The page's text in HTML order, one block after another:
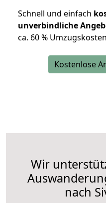
Schnell und einfach
unverbindliche
ca. 60 %
Kostenlose
Wir
nach